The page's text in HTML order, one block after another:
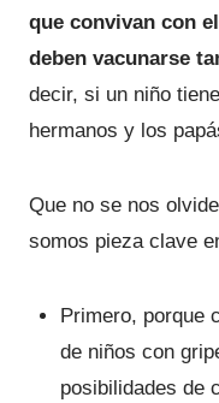
que convivan con
deben vacunarse
decir, si un niño
hermanos y los
Que no se nos
somos pieza clave
Primero, porque
de niños con
posibilidades de